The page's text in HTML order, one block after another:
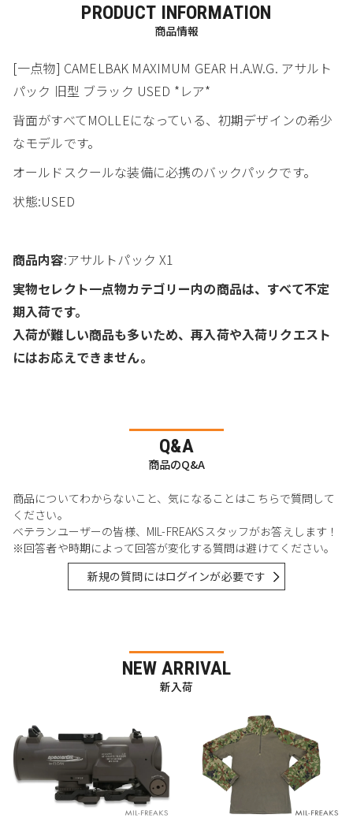
PRODUCT INFORMATION
商品情報
[一点物] CAMELBAK MAXIMUM GEAR H.A.W.G. アサルト
パック 旧型 ブラック USED *レア*
背面がすべてMOLLEになっている、初期デザインの希少
なモデルです。
オールドスクールな装備に必携のバックパックです。
状態:USED
商品内容:アサルトパック X1
実物セレクト一点物カテゴリー内の商品は、すべて不定
期入荷です。
入荷が難しい商品も多いため、再入荷や入荷リクエスト
にはお応えできません。
Q&A
商品のQ&A
商品についてわからないこと、気になることはこちらで質問して
ください。
ベテランユーザーの皆様、MIL-FREAKSスタッフがお答えします！
※回答者や時期によって回答が変化する質問は避けてください。
新規の質問にはログインが必要です
NEW ARRIVAL
新入荷